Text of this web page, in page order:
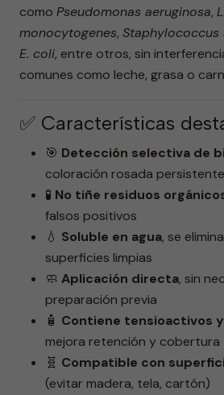
como Pseudomonas aeruginosa,
monocytogenes, Staphylococcus
E. coli, entre otros, sin
comunes como leche, grasa o
✅ Características
🎯 Detección selectiva de
coloración rosada persistente
🧪 No tiñe residuos
falsos positivos
💧 Soluble en agua, se
superficies limpias
🧼 Aplicación directa, sin
preparación previa
🧴 Contiene tensioactivos
mejora retención y cobertura
🧬 Compatible con
(evitar madera, tela, cartón)